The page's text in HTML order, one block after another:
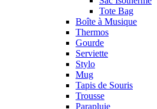
Tote Bag
Boîte à Musique
Thermos
Gourde
Serviette
Stylo
Mug
Tapis de Souris
Trousse
Parapluie